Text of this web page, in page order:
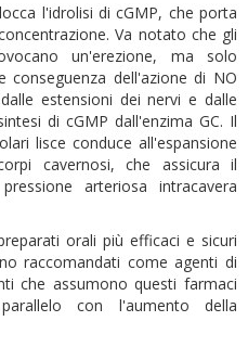
l'idrolisi di cGMP, che porta
Va notato che gli
un'erezione, ma solo
dell'azione di NO
estensioni dei nervi e dalle
di cGMP dall'enzima GC. Il
lisce conduce all'espansione
cavernosi, che assicura il
arteriosa intracavera
orali più efficaci e sicuri
raccomandati come agenti di
che assumono questi farmaci
con l'aumento della